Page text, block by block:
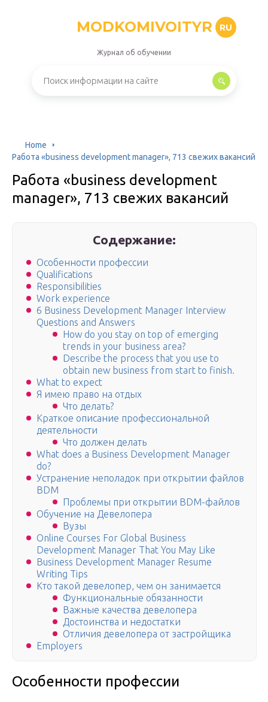
MODKOMIVOITYR RU
Журнал об обучении
Home
Работа «business development manager», 713 свежих вакансий
Работа «business development
manager», 713 свежих вакансий
Содержание:
Особенности профессии
Qualifications
Responsibilities
Work experience
6 Business Development Manager Interview
Questions and Answers
How do you stay on top of emerging
trends in your business area?
Describe the process that you use to
obtain new business from start to finish.
What to expect
Я имею право на отдых
Что делать?
Краткое описание профессиональной
деятельности
Что должен делать
What does a Business Development Manager
do?
Устранение неполадок при открытии файлов
BDM
Проблемы при открытии BDM-файлов
Обучение на Девелопера
Вузы
Online Courses For Global Business
Development Manager That You May Like
Business Development Manager Resume
Writing Tips
Кто такой девелопер, чем он занимается
Функциональные обязанности
Важные качества девелопера
Достоинства и недостатки
Отличия девелопера от застройщика
Employers
Особенности профессии